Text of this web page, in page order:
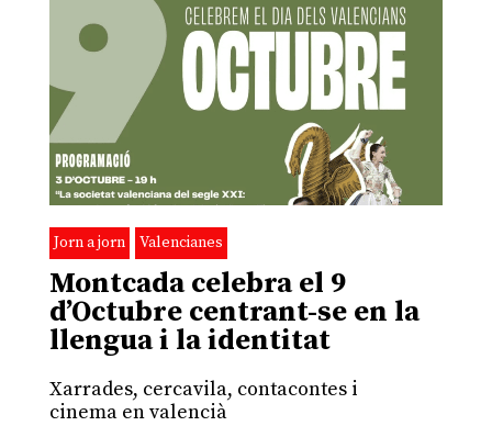
Jorn a jorn Valencianes
Montcada celebra el 9
d’Octubre centrant-se en la
llengua i la identitat
Xarrades, cercavila, contacontes i
cinema en valencià